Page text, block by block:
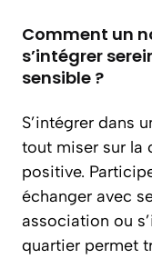
Comment un
s’intégrer
sensible ?
S’intégrer dans
tout miser sur la
positive.
échanger avec
association ou
quartier permet